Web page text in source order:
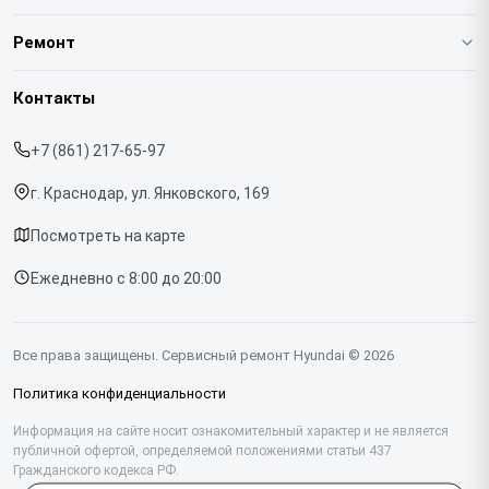
О нашем сервисе
Срочный ремонт
Доставка и способы оплаты
Диагностика
Контакты
Ремонт
Варочных панелей
Посудомоечных машин
Саундбаров
Стиральных машин
Контакты
+7 (861) 217-65-97
г. Краснодар, ул. Янковского, 169
Посмотреть на карте
Ежедневно с 8:00 до 20:00
Все права защищены. Сервисный ремонт Hyundai © 2026
Политика конфиденциальности
Информация на сайте носит ознакомительный характер и не является
публичной офертой, определяемой положениями статьи 437
Гражданского кодекса РФ.